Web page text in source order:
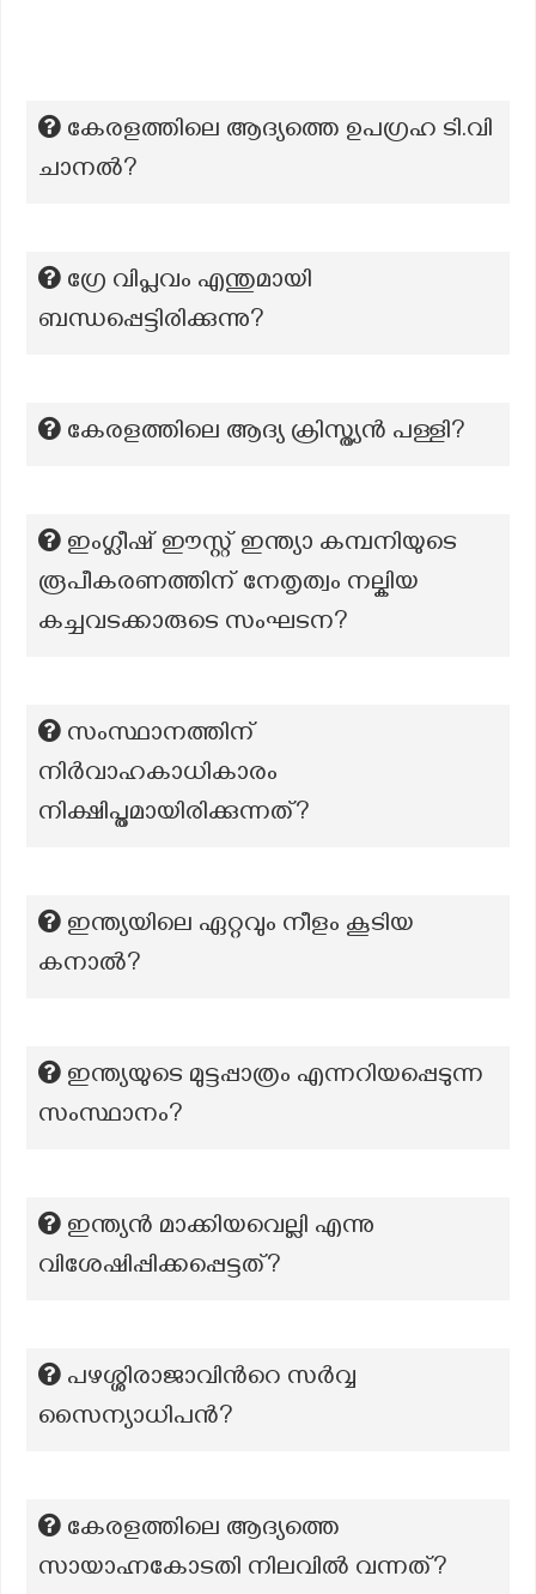
കേരളത്തിലെ ആദ്യത്തെ ഉപഗ്രഹ ടി.വി
ചാനൽ?
ഗ്രേ വിപ്ലവം എന്തുമായി
ബന്ധപ്പെട്ടിരിക്കുന്നു?
കേരളത്തിലെ ആദ്യ ക്രിസ്ത്യൻ പള്ളി?
ഇംഗ്ലീഷ് ഈസ്റ്റ് ഇന്ത്യാ കമ്പനിയുടെ
രൂപീകരണത്തിന് നേതൃത്വം നല്കിയ
കച്ചവടക്കാരുടെ സംഘടന?
സംസ്ഥാനത്തിന്
നിർവാഹകാധികാരം
നിക്ഷിപ്തമായിരിക്കുന്നത്?
ഇന്ത്യയിലെ ഏറ്റവും നീളം കൂടിയ
കനാൽ?
ഇന്ത്യയുടെ മുട്ടപ്പാത്രം എന്നറിയപ്പെടുന്ന
സംസ്ഥാനം?
ഇന്ത്യൻ മാക്കിയവെല്ലി എന്നു
വിശേഷിപ്പിക്കപ്പെട്ടത്?
പഴശ്ശിരാജാവിന്‍റെ സർവ്വ
സൈന്യാധിപൻ?
കേരളത്തിലെ ആദ്യത്തെ
സായാഹ്നകോടതി നിലവില്‍ വന്നത്?